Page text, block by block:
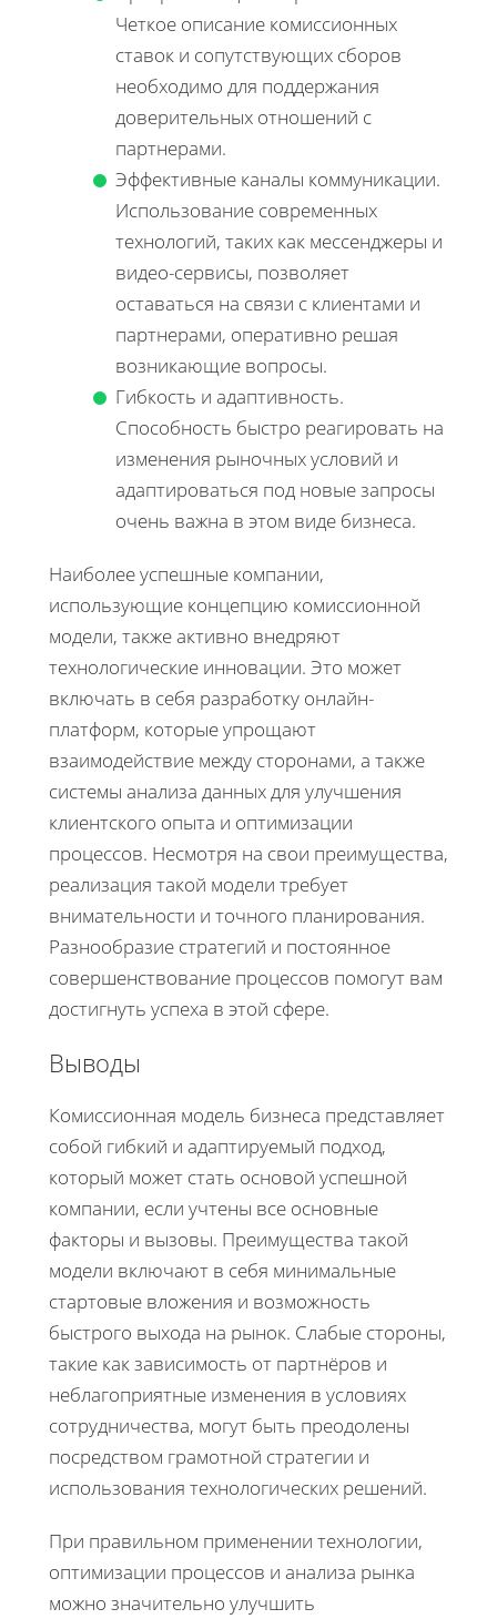
Четкое описание комиссионных
ставок и сопутствующих сборов
необходимо для поддержания
доверительных отношений с
партнерами.
Эффективные каналы коммуникации.
Использование современных
технологий, таких как мессенджеры и
видео-сервисы, позволяет
оставаться на связи с клиентами и
партнерами, оперативно решая
возникающие вопросы.
Гибкость и адаптивность.
Способность быстро реагировать на
изменения рыночных условий и
адаптироваться под новые запросы
очень важна в этом виде бизнеса.
Наиболее успешные компании,
использующие концепцию комиссионной
модели, также активно внедряют
технологические инновации. Это может
включать в себя разработку онлайн-
платформ, которые упрощают
взаимодействие между сторонами, а также
системы анализа данных для улучшения
клиентского опыта и оптимизации
процессов. Несмотря на свои преимущества,
реализация такой модели требует
внимательности и точного планирования.
Разнообразие стратегий и постоянное
совершенствование процессов помогут вам
достигнуть успеха в этой сфере.
Выводы
Комиссионная модель бизнеса представляет
собой гибкий и адаптируемый подход,
который может стать основой успешной
компании, если учтены все основные
факторы и вызовы. Преимущества такой
модели включают в себя минимальные
стартовые вложения и возможность
быстрого выхода на рынок. Слабые стороны,
такие как зависимость от партнёров и
неблагоприятные изменения в условиях
сотрудничества, могут быть преодолены
посредством грамотной стратегии и
использования технологических решений.
При правильном применении технологии,
оптимизации процессов и анализа рынка
можно значительно улучшить